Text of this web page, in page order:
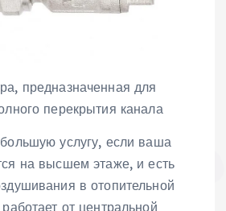
предназначенная для
перекрытия канала
услугу, если ваша
на высшем этаже, и есть
в отопительной
от центральной